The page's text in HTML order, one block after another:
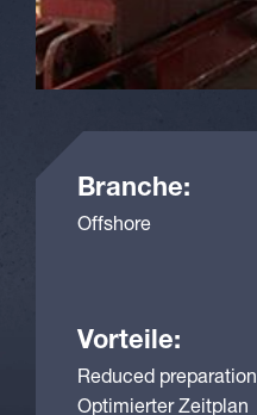
Branche:
Offshore
Vorteile:
Reduced preparation
Optimierter Zeitplan